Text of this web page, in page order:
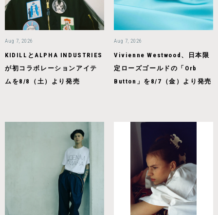
Aug 7, 2026
KIDILLとALPHA INDUSTRIES
が初コラボレーションアイテ
ムを8/8（土）より発売
Aug 7, 2026
Vivienne Westwood、日本限
定ローズゴールドの「Orb
Button」を8/7（金）より発売